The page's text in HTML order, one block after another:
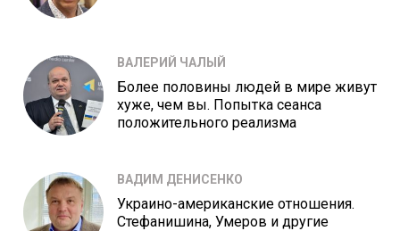
ВАЛЕРИЙ ЧАЛЫЙ
Более половины людей в мире живут
хуже, чем вы. Попытка сеанса
положительного реализма
ВАДИМ ДЕНИСЕНКО
Украино-американские отношения.
Стефанишина, Умеров и другие